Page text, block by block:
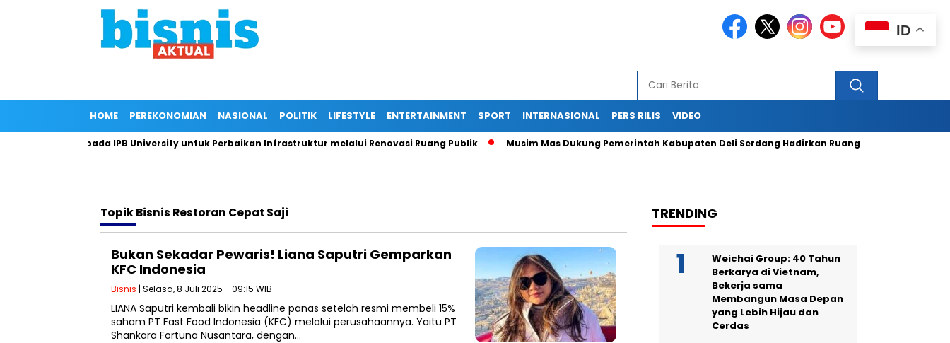
HOME PEREKONOMIAN NASIONAL POLITIK LIFESTYLE ENTERTAINMENT SPORT INTERNASIONAL PERS RILIS VIDEO
Dukungan Kepada IPB University untuk Perbaikan Infrastruktur melalui Renovasi Ruang Publik Musim Mas Dukung Pemerintah Kabupaten Deli Serdang Hadirkan Ruang Publik Bersama
TopikBisnis Restoran Cepat Saji
Bukan Sekadar Pewaris! Liana Saputri Gemparkan
KFC Indonesia
Bisnis | Selasa, 8 Juli 2025 - 09:15 WIB
LIANA Saputri kembali bikin headline panas setelah resmi membeli 15%
saham PT Fast Food Indonesia (KFC) melalui perusahaannya. Yaitu PT
Shankara Fortuna Nusantara, dengan…
TRENDING
Weichai Group: 40 Tahun
Berkarya di Vietnam,
Bekerja sama
Membangun Masa Depan
yang Lebih Hijau dan
Cerdas
ID